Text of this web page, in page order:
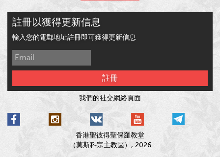
註冊以獲得更新信息
輸入您的電郵地址註冊即可獲得更新信息
註冊
我們的社交網絡頁面
香港聖彼得聖保羅教堂
（莫斯科宗主教區）, 2026